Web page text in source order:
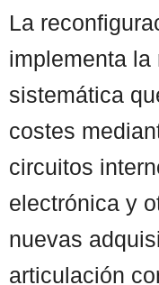
La
implementa
sistemática
costes
circuitos
electrónica y
nuevas
articulación